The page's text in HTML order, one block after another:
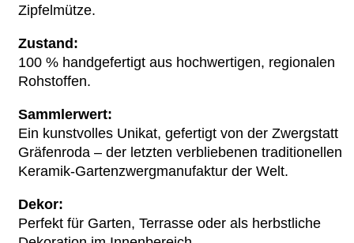
Zipfelmütze.
Zustand:
100 % handgefertigt aus hochwertigen, regionalen
Rohstoffen.
Sammlerwert:
Ein kunstvolles Unikat, gefertigt von der Zwergstatt
Gräfenroda – der letzten verbliebenen traditionellen
Keramik-Gartenzwergmanufaktur der Welt.
Dekor:
Perfekt für Garten, Terrasse oder als herbstliche